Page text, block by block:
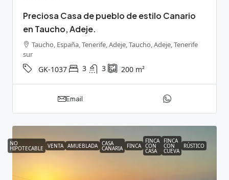
Preciosa Casa de pueblo de estilo Canario
en Taucho, Adeje.
Taucho, España, Tenerife, Adeje, Taucho, Adeje, Tenerife
sur
GK-1037 3 3 200 m²
Email
NO
HIPOTECABLE VENTA AMUEBLADA CASA
CANARIA FINCA
FINCA
CON
CASA
FINCA
CON
CUEVA
RÚSTICO